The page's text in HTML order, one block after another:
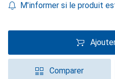
M'informer si le produit
Comparer